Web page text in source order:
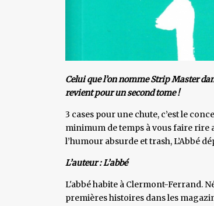
Celui que l’on nomme Strip Master
revient pour un second tome !
3 cases pour une chute, c’est le
minimum de temps à vous faire rire
l’humour absurde et trash, L’Abbé
L’auteur : L’abbé
L'abbé habite à Clermont-Ferrand.
premières histoires dans les